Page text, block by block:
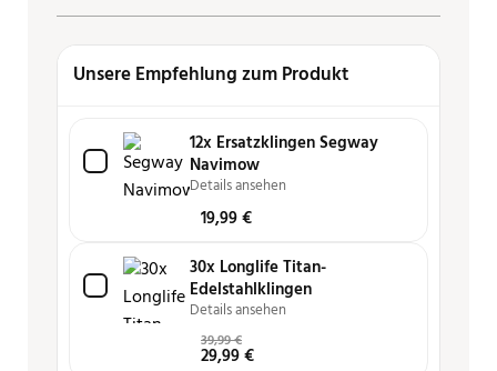
Unsere Empfehlung zum Produkt
12x Ersatzklingen Segway
Navimow
Details ansehen
19,99€
30x Longlife Titan-
Edelstahlklingen
Details ansehen
39,99€
29,99€